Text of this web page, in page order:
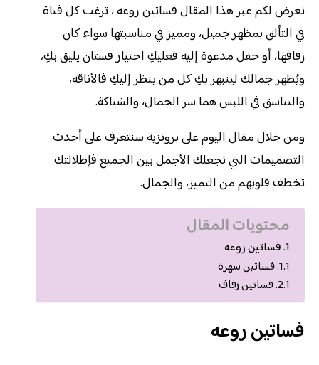
نعرض لكم عبر هذا المقال فساتين روعه ، ترغب كل فتاة
في التألق بمظهر جميل، ومميز في مناسبتها سواء كان
زفافها، أو حفل مدعوة إليه فعليكِ اختيار فستان يليق بكِ،
ويُظهر جمالك لينبهر بكِ كل من ينظر إليكِ فالأناقة،
والتناسق في اللبس هما سر الجمال، والشياكة.
ومن خلال مقال اليوم على برونزية سنتعرف على أحدث
التصميمات التي تجعلك الأجمل بين الجميع فإطلالتك
تخطف قلوبهم من التميز، والجمال.
محتويات المقال
فساتين روعه
فساتين سهرة
فساتين زفاف
فساتين روعه